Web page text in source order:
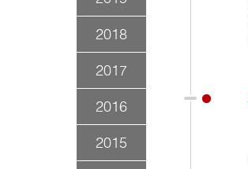
2018
2017
2016
2015